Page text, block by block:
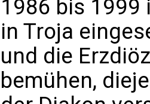
1986 bis 1999
in Troja
und die
bemühen,